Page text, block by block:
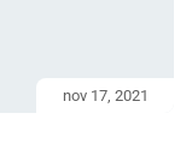
nov 17, 2021